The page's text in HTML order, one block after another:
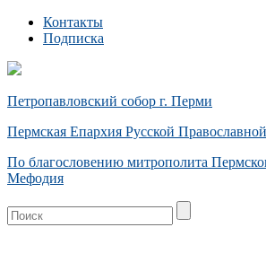
Контакты
Подписка
Петропавловский собор г. Перми
Пермская Епархия Русской
По благословению митрополита
Мефодия